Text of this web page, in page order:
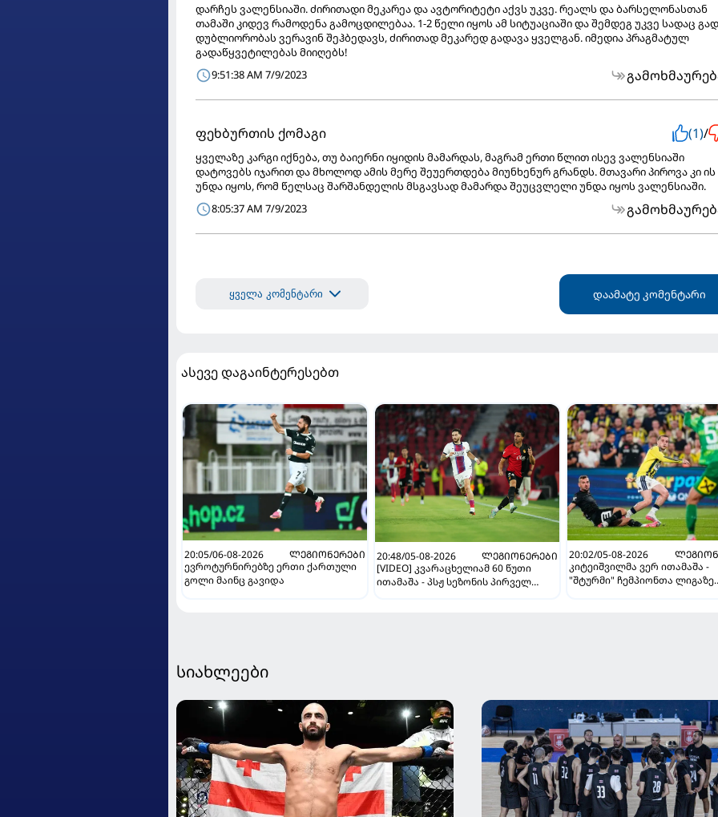
დარჩეს ვალენსიაში. ძირითადი მეკარეა და ავტორიტეტი აქვს უკვე. რეალს და ბარსელონასთან
თამაში კიდევ რამოდენა გამოცდილებაა. 1-2 წელი იყოს ამ სიტუაციაში და შემდეგ უკვე სადაც
დუბლიორობას ვერავინ შეჰბედავს, ძირითად მეკარედ გადავა ყველგან. იმედია პრაგმატულ
გადაწყვეტილებას მიიღებს!
9:51:38 AM 7/9/2023
ფეხბურთის ქომაგი (1)/
ყველაზე კარგი იქნება, თუ ბაიერნი იყიდის მამარდას, მაგრამ ერთი წლით ისევ ვალენსიაში
დატოვებს იჯარით და მხოლოდ ამის მერე შეუერთდება მიუნხენურ გრანდს. მთავარი პიროვა კი ის
უნდა იყოს, რომ წელსაც შარშანდელის მსგავსად მამარდა შეუცვლელი უნდა იყოს ვალენსიაში.
8:05:37 AM 7/9/2023
ყველა კომენტარი დაამატე კომენტარი
ასევე დაგაინტერესებთ
20:05/06-08-2026
ᲚᲔᲒᲘᲝᲜᲔᲠᲔᲑᲘ
ევროტურნირებზე ერთი ქართული
გოლი მაინც გავიდა
20:48/05-08-2026
ᲚᲔᲒᲘᲝᲜᲔᲠᲔᲑᲘ
[VIDEO] კვარაცხელიამ 60 წუთი
ითამაშა - პსჟ სეზონის პირველ
20:02/05-08-2026
კიტეიშვილმა ვერ ითამაშა -
"შტურმი" ჩემპიონთა ლიგაზე
სიახლეები